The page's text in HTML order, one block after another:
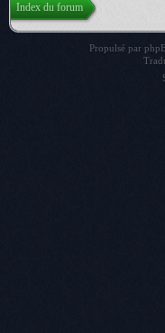
Index du forum
Propulsé par